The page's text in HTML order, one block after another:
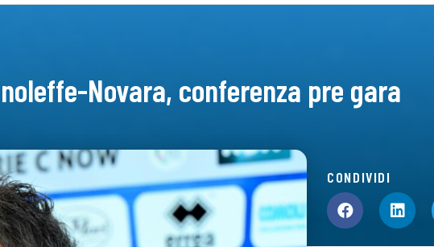
Novara, conferenza pre gara
CONDIVIDI